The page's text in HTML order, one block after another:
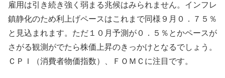
雇用は引き続き強く弱まる兆候はみられません。インフレ
鎮静化のため利上げペースはこれまで同様９月０．７５％
と見込まれます。ただ１０月予測が０．５％とかペースが
さがる観測がでたら株価上昇のきっかけとなるでしょう。
ＣＰＩ（消費者物価指数）、ＦＯＭＣに注目です。